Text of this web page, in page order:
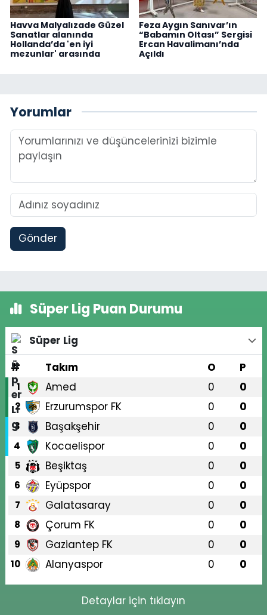
Havva Malyalızade Güzel
Sanatlar alanında
Hollanda’da 'en iyi
mezunlar' arasında
Feza Aygın Sanıvar’ın
“Babamın Oltası” Sergisi
Ercan Havalimanı’nda
Açıldı
Yorumlar
Gönder
Süper Lig Puan Durumu
Süper Lig
#
Takım O P
1 Amed 0 0
2 Erzurumspor FK 0 0
3 Başakşehir 0 0
4 Kocaelispor 0 0
5 Beşiktaş 0 0
6 Eyüpspor 0 0
7 Galatasaray 0 0
8 Çorum FK 0 0
9 Gaziantep FK 0 0
10 Alanyaspor 0 0
Detaylar için tıklayın